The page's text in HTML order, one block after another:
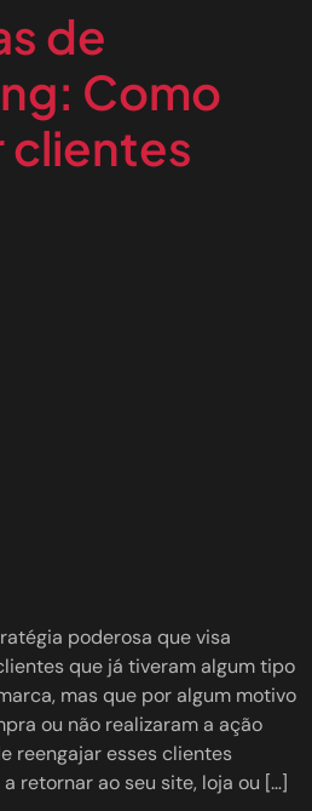
de
Como
clientes
poderosa que visa
que já tiveram algum tipo
mas que por algum motivo
ou não realizaram a ação
reengajar esses clientes
retornar ao seu site, loja ou […]